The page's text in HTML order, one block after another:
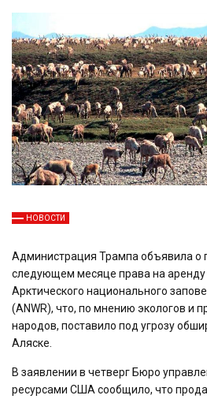
НОВОСТИ
Администрация Трампа объявила о
следующем месяце права на аренду
Арктического национального
(ANWR), что, по мнению экологов и
народов, поставило под угрозу
Аляске.
В заявлении в четверг Бюро
ресурсами США сообщило, что